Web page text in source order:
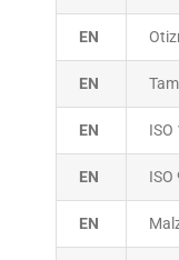
EN
EN
EN
EN ISO
EN